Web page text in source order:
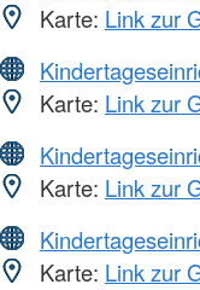
Karte: Link zur
Karte: Link zur
Karte: Link zur
Karte: Link zur